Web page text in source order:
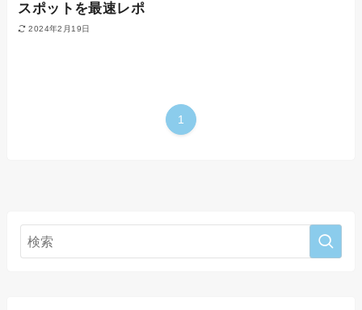
スポットを最速レポ
2024年2月19日
1